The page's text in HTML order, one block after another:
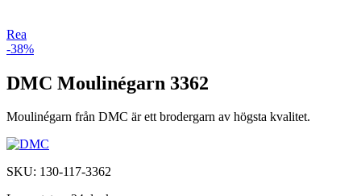
Rea
-38%
DMC Moulinégarn 3362
Moulinégarn från DMC är ett brodergarn av högsta kvalitet.
SKU: 130-117-3362